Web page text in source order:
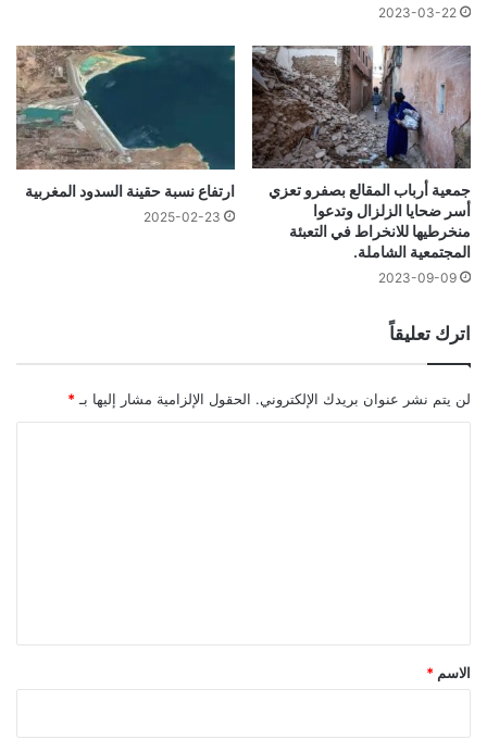
2023-03-22
جمعية أرباب المقالع بصفرو تعزي
أسر ضحايا الزلزال وتدعوا
منخرطيها للانخراط في التعبئة
المجتمعية الشاملة.
2023-09-09
ارتفاع نسبة حقينة السدود المغربية
2025-02-23
اترك تعليقاً
لن يتم نشر عنوان بريدك الإلكتروني. الحقول الإلزامية مشار إليها بـ *
*
الاسم *